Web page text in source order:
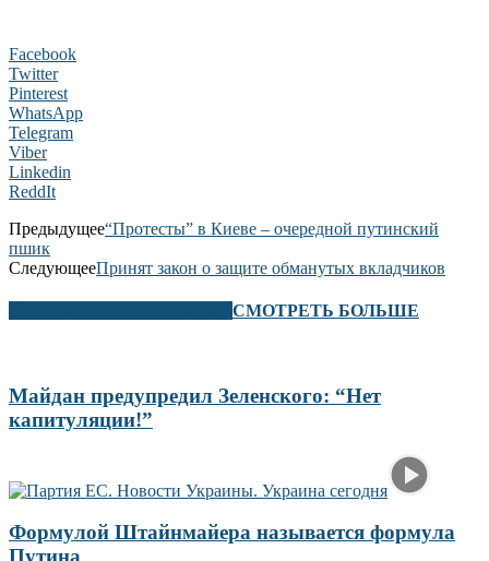
Facebook
Twitter
Pinterest
WhatsApp
Telegram
Viber
Linkedin
ReddIt
Предыдущее“Протесты” в Киеве – очередной путинский
пшик
СледующееПринят закон о защите обманутых вкладчиков
СМОТРЕТЬ БОЛЬШЕ
Майдан предупредил Зеленского: “Нет
капитуляции!”
Формулой Штайнмайера называется формула
Путина